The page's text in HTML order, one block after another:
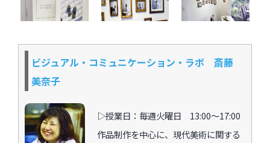
過去のイベント・オープン講座・展覧会
過去のオープン講座
過去の展覧会
配信中のオンライン講座
ビジュアル・コミュニケーション・ラボ 斎藤
美奈子
▷授業日：毎週火曜日 13:00〜17:00
作品制作を中心に、現代美術に関する